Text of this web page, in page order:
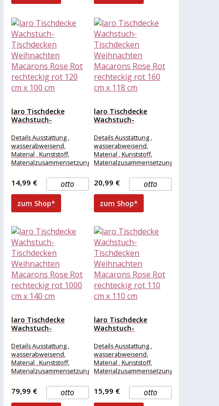
laro Tischdecke
Wachstuch-
Weihnachten
Macarons Rose Rot...
Details Ausstattung ,
wasserabweisend,
Material , Kunststoff,
Materialzusammensetzung
Gewicht Breite , 120 cm,
Länge , 100
otto
14,99 €
zum Shop*
laro Tischdecke
Wachstuch-
Weihnachten
Macarons Rose Rot...
Details Ausstattung ,
wasserabweisend,
Material , Kunststoff,
Materialzusammensetzung
Gewicht Breite , 160 cm,
Länge , 118
otto
20,99 €
zum Shop*
laro Tischdecke
Wachstuch-
Weihnachten
Macarons Rose Rot...
Details Ausstattung ,
wasserabweisend,
Material , Kunststoff,
Materialzusammensetzung
Gewicht Breite , 1000 cm,
Länge , 140
otto
79,99 €
laro Tischdecke
Wachstuch-
Weihnachten
Macarons Rose Rot...
Details Ausstattung ,
wasserabweisend,
Material , Kunststoff,
Materialzusammensetzung
Gewicht Breite , 110 cm,
Länge , 110
otto
15,99 €